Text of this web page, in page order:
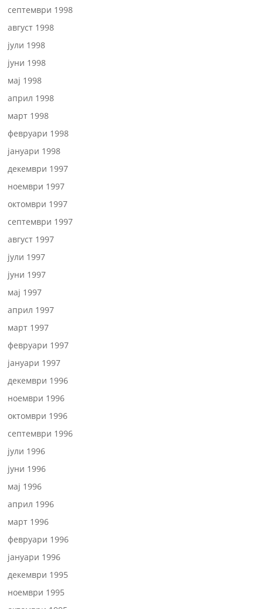
септември 1998
август 1998
јули 1998
јуни 1998
мај 1998
април 1998
март 1998
февруари 1998
јануари 1998
декември 1997
ноември 1997
октомври 1997
септември 1997
август 1997
јули 1997
јуни 1997
мај 1997
април 1997
март 1997
февруари 1997
јануари 1997
декември 1996
ноември 1996
октомври 1996
септември 1996
јули 1996
јуни 1996
мај 1996
април 1996
март 1996
февруари 1996
јануари 1996
декември 1995
ноември 1995